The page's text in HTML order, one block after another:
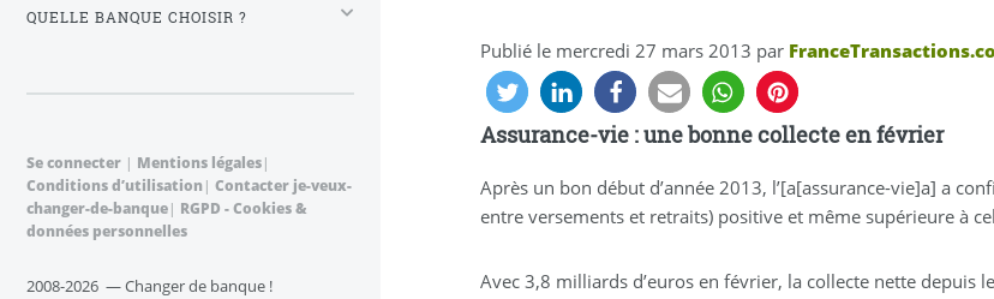
Publié le mercredi 27 mars 2013 par
Assurance-vie : une bonne collecte en février
Après un bon début d’année 2013, l’[a[assurance-vie]a] a
entre versements et retraits) positive et même supérieure à
Avec 3,8 milliards d’euros en février, la collecte nette depuis
QUELLE BANQUE CHOISIR ?
Se connecter | Mentions légales|
Conditions d’utilisation| Contacter je-veux-
changer-de-banque| RGPD - Cookies &
données personnelles
2008-2026 — Changer de banque !